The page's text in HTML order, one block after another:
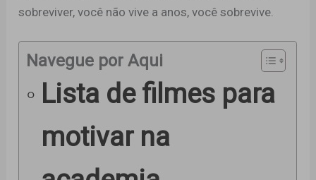
sobreviver, você não vive a anos, você sobrevive.
Navegue por Aqui
Lista de filmes para
motivar na